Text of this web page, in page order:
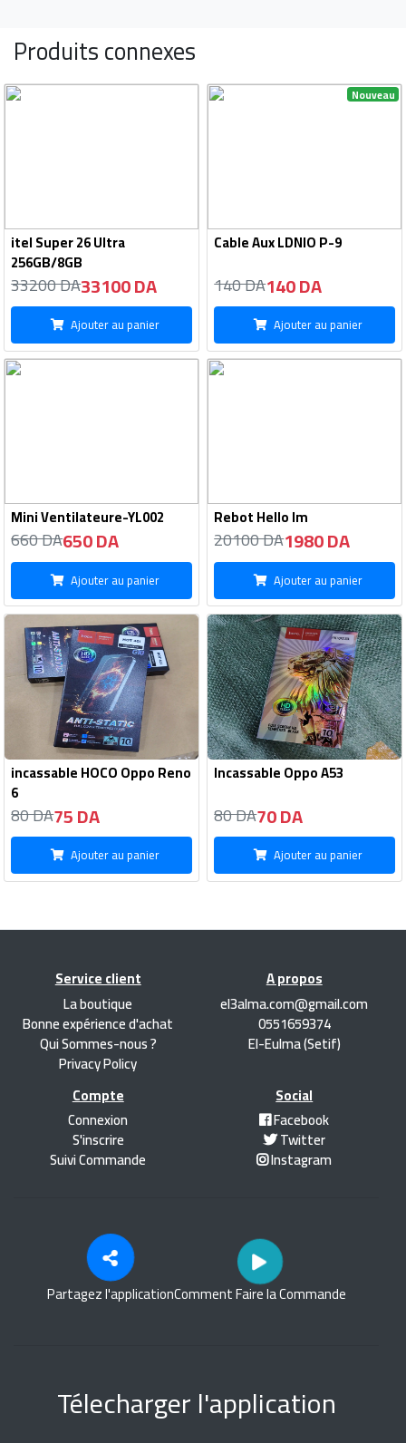
Produits connexes
itel Super 26 Ultra
256GB/8GB
33200 DA33100 DA
Ajouter au panier
Nouveau
Cable Aux LDNIO P-9
140 DA140 DA
Ajouter au panier
Mini Ventilateure-YL002
660 DA650 DA
Ajouter au panier
Rebot Hello lm
20100 DA1980 DA
Ajouter au panier
incassable HOCO Oppo Reno
6
80 DA75 DA
Ajouter au panier
Incassable Oppo A53
80 DA70 DA
Ajouter au panier
Service client
La boutique
Bonne expérience d'achat
Qui Sommes-nous ?
Privacy Policy
A propos
el3alma.com@gmail.com
0551659374
El-Eulma (Setif)
Compte
Connexion
S'inscrire
Suivi Commande
Social
Facebook
Twitter
Instagram
Partagez l'applicationComment Faire la Commande
Télecharger l'application